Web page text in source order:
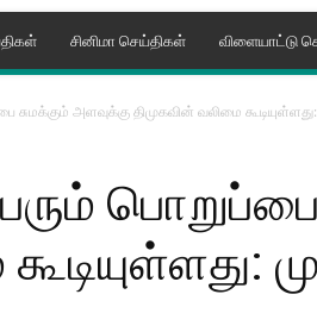
சினிமா செய்திகள் விளையாட்டு
சுமக்கும் அளவுக்கு திமுகவின் வலிமை